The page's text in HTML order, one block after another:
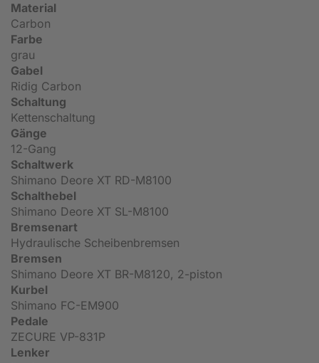
Material
Carbon
Farbe
grau
Gabel
Ridig Carbon
Schaltung
Kettenschaltung
Gänge
12-Gang
Schaltwerk
Shimano Deore XT RD-M8100
Schalthebel
Shimano Deore XT SL-M8100
Bremsenart
Hydraulische Scheibenbremsen
Bremsen
Shimano Deore XT BR-M8120, 2-piston
Kurbel
Shimano FC-EM900
Pedale
ZECURE VP-831P
Lenker